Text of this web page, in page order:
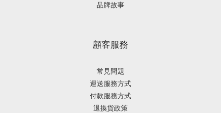
品牌故事
顧客服務
常見問題
運送服務方式
付款服務方式
退換貨政策